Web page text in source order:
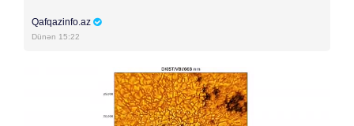
Qafqazinfo.az
Dünən 15:22